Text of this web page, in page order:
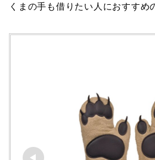
くまの手も借りたい人におすすめ